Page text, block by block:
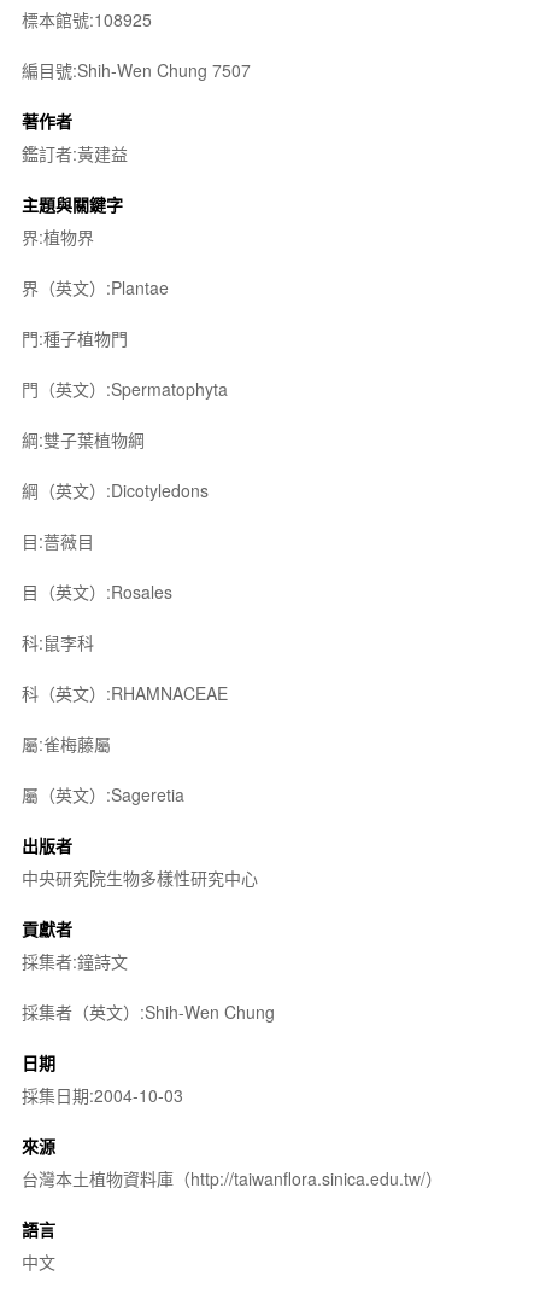
標本館號:108925
編目號:Shih-Wen Chung 7507
著作者
鑑訂者:黃建益
主題與關鍵字
界:植物界
界（英文）:Plantae
門:種子植物門
門（英文）:Spermatophyta
綱:雙子葉植物綱
綱（英文）:Dicotyledons
目:薔薇目
目（英文）:Rosales
科:鼠李科
科（英文）:RHAMNACEAE
屬:雀梅藤屬
屬（英文）:Sageretia
出版者
中央研究院生物多樣性研究中心
貢獻者
採集者:鐘詩文
採集者（英文）:Shih-Wen Chung
日期
採集日期:2004-10-03
來源
台灣本土植物資料庫（http://taiwanflora.sinica.edu.tw/）
語言
中文